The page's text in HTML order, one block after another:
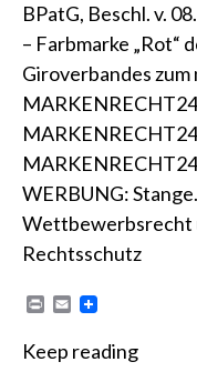
BPatG, Beschl. v.
– Farbmarke „Rot“
Giroverbandes zum
WERBUNG:
Wettbewerbsrecht
Rechtsschutz
n
E
i
Keep reading